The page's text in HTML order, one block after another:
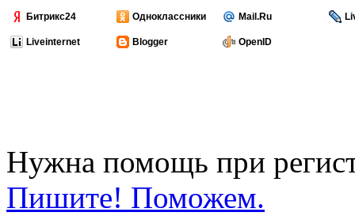
Битрикс24 Одноклассники Mail.Ru
Liveinternet Blogger OpenID
Нужна помощь при
Пишите! Поможем.